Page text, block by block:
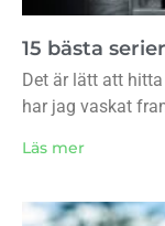
15 bästa
Det är lätt att
har jag vaskat
Läs mer